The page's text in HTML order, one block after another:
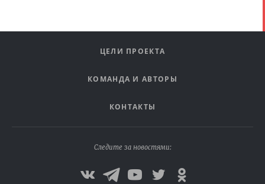
ЦЕЛИ ПРОЕКТА
КОМАНДА И АВТОРЫ
КОНТАКТЫ
Следите за новостями: